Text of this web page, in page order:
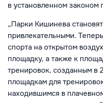
в установленном законом
„Парки Кишинева
привлекательными.
спорта на открытом
площадку, а также к
тренировок, созданным в
площадкам для
находившимся в